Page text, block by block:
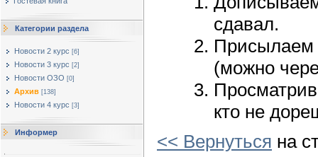
Категории раздела
Новости 2 курс [6]
Новости 3 курс [2]
Новости ОЗО [0]
Архив [138]
Новости 4 курс [3]
Информер
сдавал.
Присылаем
(можно
кто не
<< Вернуться на